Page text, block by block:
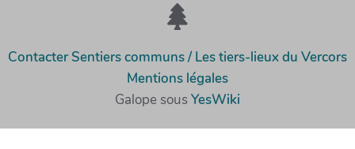
Contacter Sentiers communs / Les tiers-lieux du Vercors
Mentions légales
Galope sousYesWiki